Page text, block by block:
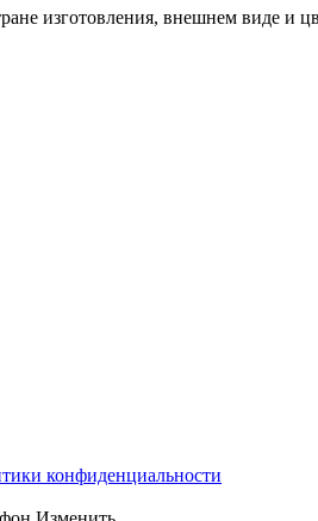
изготовления, внешнем виде и
конфиденциальности